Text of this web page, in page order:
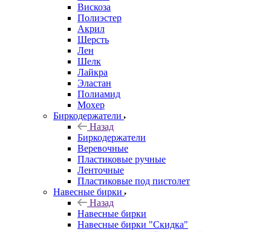
Вискоза
Полиэстер
Акрил
Шерсть
Лен
Шелк
Лайкра
Эластан
Полиамид
Мохер
Биркодержатели
Назад
Биркодержатели
Веревочные
Пластиковые ручные
Ленточные
Пластиковые под пистолет
Навесные бирки
Назад
Навесные бирки
Навесные бирки "Скидка"